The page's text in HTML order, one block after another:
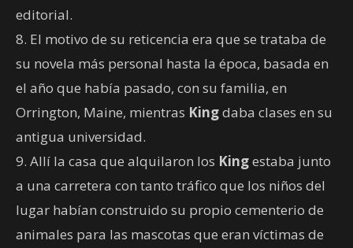
editorial.
8. El motivo de su reticencia era que se trataba de
su novela más personal hasta la época, basada en
el año que había pasado, con su familia, en
Orrington, Maine, mientras Kingdaba clases en su
antigua universidad.
9. Allí la casa que alquilaron los Kingestaba junto
a una carretera con tanto tráfico que los niños del
lugar habían construido su propio cementerio de
animales para las mascotas que eran víctimas de